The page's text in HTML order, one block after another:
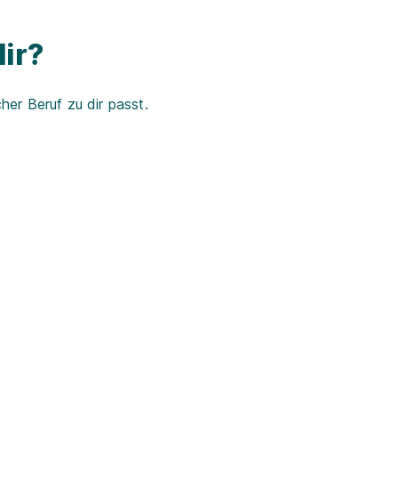
Beruf zu dir passt.